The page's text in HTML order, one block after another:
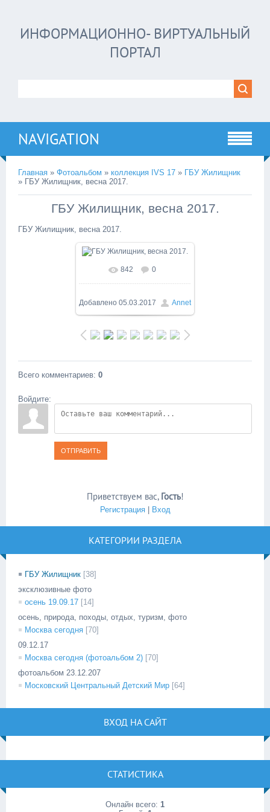
ИНФОРМАЦИОННО- ВИРТУАЛЬНЫЙ
ПОРТАЛ
NAVIGATION
Главная » Фотоальбом » коллекция IVS 17 » ГБУ Жилищник
» ГБУ Жилищник, весна 2017.
ГБУ Жилищник, весна 2017.
ГБУ Жилищник, весна 2017.
В реальном размере
900x1600/ 473.0Kb
842 0
Добавлено 05.03.2017 Annet
Всего комментариев: 0
Войдите:
ОТПРАВИТЬ
Приветствуем вас, Гость!
Регистрация| Вход
КАТЕГОРИИ РАЗДЕЛА
ГБУ Жилищник [38]
эксклюзивные фото
осень 19.09.17 [14]
осень, природа, походы, отдых, туризм, фото
Москва сегодня [70]
09.12.17
Москва сегодня (фотоальбом 2) [70]
фотоальбом 23.12.207
Московский Центральный Детский Мир [64]
ВХОД НА САЙТ
СТАТИСТИКА
Онлайн всего: 1